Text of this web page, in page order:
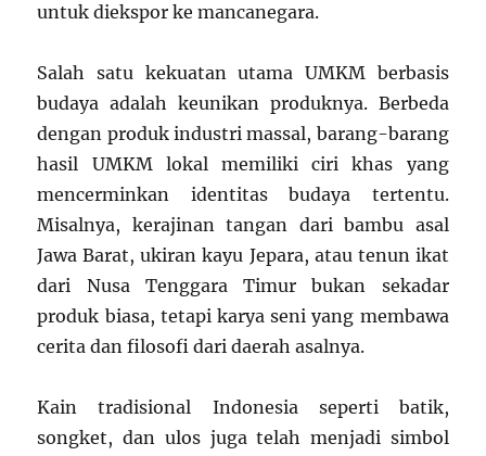
untuk diekspor ke mancanegara.
Salah satu kekuatan utama UMKM berbasis
budaya adalah keunikan produknya. Berbeda
dengan produk industri massal, barang-barang
hasil UMKM lokal memiliki ciri khas yang
mencerminkan identitas budaya tertentu.
Misalnya, kerajinan tangan dari bambu asal
Jawa Barat, ukiran kayu Jepara, atau tenun ikat
dari Nusa Tenggara Timur bukan sekadar
produk biasa, tetapi karya seni yang membawa
cerita dan filosofi dari daerah asalnya.
Kain tradisional Indonesia seperti batik,
songket, dan ulos juga telah menjadi simbol